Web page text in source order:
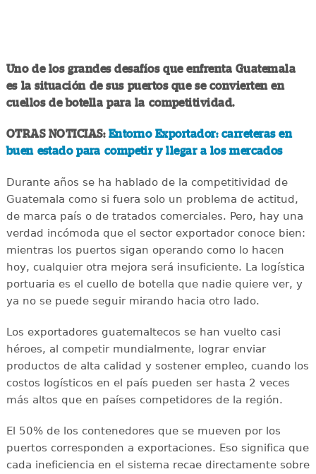
Uno de los grandes desafíos que enfrenta Guatemala
es la situación de sus puertos que se convierten en
cuellos de botella para la competitividad.
OTRAS NOTICIAS: Entorno Exportador: carreteras en
buen estado para competir y llegar a los mercados
Durante años se ha hablado de la competitividad de
Guatemala como si fuera solo un problema de actitud,
de marca país o de tratados comerciales. Pero, hay una
verdad incómoda que el sector exportador conoce bien:
mientras los puertos sigan operando como lo hacen
hoy, cualquier otra mejora será insuficiente. La logística
portuaria es el cuello de botella que nadie quiere ver, y
ya no se puede seguir mirando hacia otro lado.
Los exportadores guatemaltecos se han vuelto casi
héroes, al competir mundialmente, lograr enviar
productos de alta calidad y sostener empleo, cuando los
costos logísticos en el país pueden ser hasta 2 veces
más altos que en países competidores de la región.
El 50% de los contenedores que se mueven por los
puertos corresponden a exportaciones. Eso significa que
cada ineficiencia en el sistema recae directamente sobre